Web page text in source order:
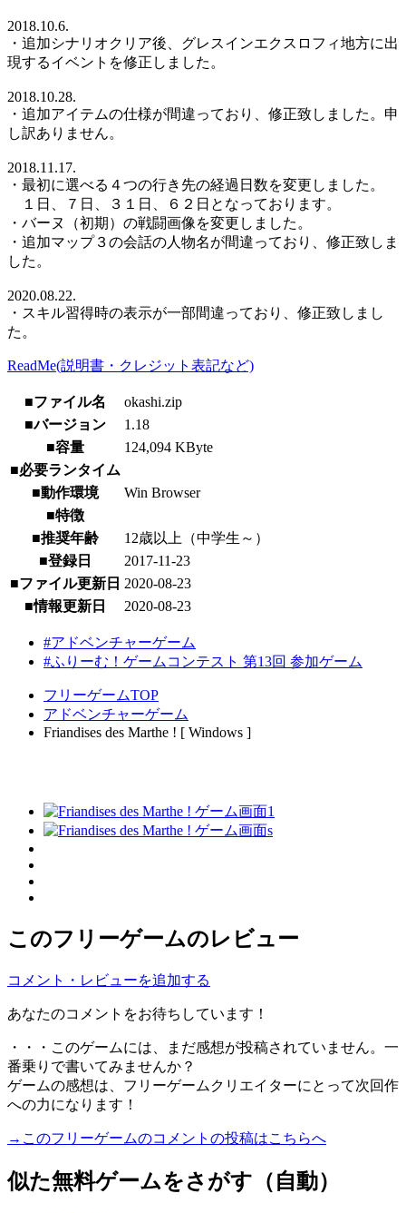
2018.10.6.
・追加シナリオクリア後、グレスインエクスロフィ地方に出
現するイベントを修正しました。
2018.10.28.
・追加アイテムの仕様が間違っており、修正致しました。申
し訳ありません。
2018.11.17.
・最初に選べる４つの行き先の経過日数を変更しました。
１日、７日、３１日、６２日となっております。
・バーヌ（初期）の戦闘画像を変更しました。
・追加マップ３の会話の人物名が間違っており、修正致しま
した。
2020.08.22.
・スキル習得時の表示が一部間違っており、修正致しまし
た。
ReadMe(説明書・クレジット表記など)
■ファイル名
okashi.zip
■バージョン
1.18
■容量
124,094 KByte
■必要ランタイム
■動作環境
Win Browser
■特徴
■推奨年齢
12歳以上（中学生～）
■登録日
2017-11-23
■ファイル更新日 2020-08-23
■情報更新日
2020-08-23
#アドベンチャーゲーム
#ふりーむ！ゲームコンテスト 第13回 参加ゲーム
フリーゲームTOP
アドベンチャーゲーム
Friandises des Marthe ! [ Windows ]
このフリーゲームのレビュー
コメント・レビューを追加する
あなたのコメントをお待ちしています！
・・・このゲームには、まだ感想が投稿されていません。一
番乗りで書いてみませんか？
ゲームの感想は、フリーゲームクリエイターにとって次回作
への力になります！
→このフリーゲームのコメントの投稿はこちらへ
似た無料ゲームをさがす（自動）